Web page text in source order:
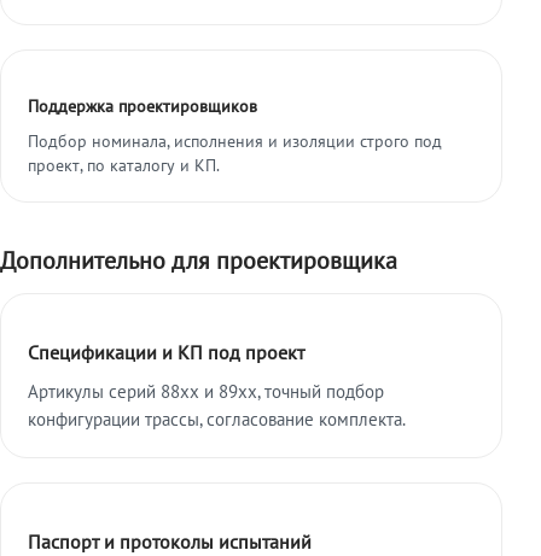
Поддержка проектировщиков
Подбор номинала, исполнения и изоляции строго под
проект, по каталогу и КП.
Дополнительно для проектировщика
Спецификации и КП под проект
Артикулы серий 88xx и 89xx, точный подбор
конфигурации трассы, согласование комплекта.
Паспорт и протоколы испытаний